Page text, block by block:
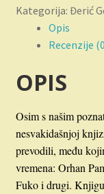
Kategorija: Đerić
Opis
Recenzije
OPIS
Osim s našim
nesvakidašnjoj
prevodili, među
vremena: Orhan
Fuko i drugi.